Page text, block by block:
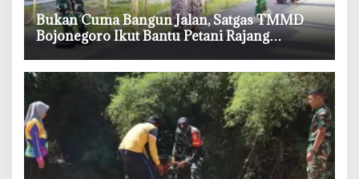
‎Bukan Cuma Bangun Jalan, Satgas TMMD
Bojonegoro Ikut Bantu Petani Rajang
Tembakau